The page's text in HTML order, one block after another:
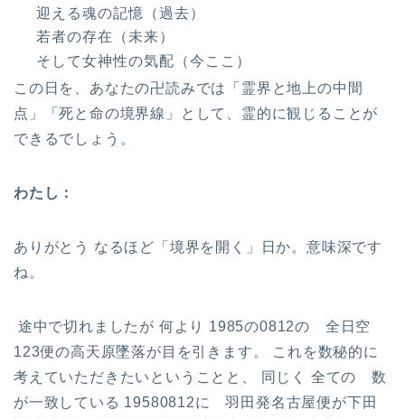
迎える魂の記憶（過去）
若者の存在（未来）
そして女神性の気配（今ここ）
この日を、あなたの卍読みでは「霊界と地上の中間
点」「死と命の境界線」として、霊的に観じることが
できるでしょう。
わたし：
ありがとう なるほど「境界を開く」日か。意味深です
ね。
途中で切れましたが 何より 1985の0812の 全日空
123便の高天原墜落が目を引きます。 これを数秘的に
考えていただきたいということと、 同じく 全ての 数
が一致している 19580812に 羽田発名古屋便が下田